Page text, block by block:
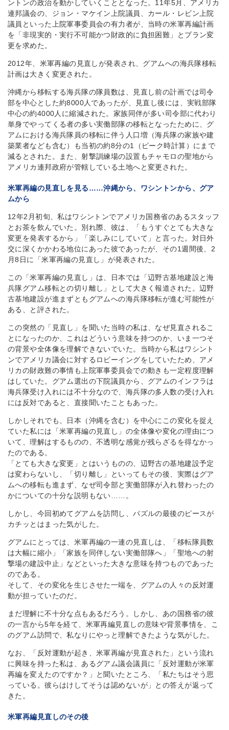
ントンの政治を動かしていくこととなった。11年5月、アメリカ
連邦議会の、ジョン・マケイン上院議員、カール・レビン上院
議員といった上院軍事委員会の有力者が、当時の米軍再編計画
を「非現実的・実行不可能かつ財政的に負担困難」とプラン変
更を求めた。
2012年、米軍再編の見直しが発表され、グアムへの海兵隊移転
計画は大きく変更された。
沖縄から移転する海兵隊の隊員数は、見直し前の計画では司令
部を中心とした約8000人であったが、見直し後には、実戦部隊
中心の約4000人に縮減された。家族同伴が多い司令部に代わり
単身でやってくる者の多い実働部隊の移転となったために、グ
アムにおける海兵隊員の移転に伴う人口増（海兵隊の家族や建
築業者なども含む）も当初の約8分の1（ピーク時計算）にまで
減るとされた。また、射撃訓練場の設置もチャモロの聖地から
アメリカ連邦政府が管轄している土地へと変更された。
米軍再編の見直しを見る……沖縄から、ワシントンから、グア
ムから
12年2月初旬、私はワシントンでアメリカ国務省のあるスタッフ
とお茶を飲んでいた。別れ際、彼は、「もうすぐとても大きな
変更を発表するから」「楽しみにしていて」と言った。対日外
交に深くかかわる地位にあった彼であったが、その1週間後、2
月8日に「米軍再編の見直し」が発表された。
この「米軍再編の見直し」は、日本では「辺野古基地建設と海
兵隊グアム移転との切り離し」として大きく報道された。辺野
古基地建設が進まずともグアムへの海兵隊移転が進む可能性が
ある、と評された。
この突然の「見直し」を聞いた当時の私は、なぜ見直されるこ
とになったのか、これはどういう意味を持つのか、いま一つそ
の背景や全体像を理解できないでいた。当時から私はワシント
ンでアメリカ議会に対するロビーイングをしていたため、アメ
リカの財政難の事情も上院軍事委員会での動きも一定程度理解
はしていた。グアム選出の下院議員から、グアムのインフラは
海兵隊受け入れには不十分なので、海兵隊の多人数の受け入れ
には反対であると、直接聞いたこともあった。
しかしそれでも、日本（沖縄を含む）を中心にこの変化を捉え
ていた私には「米軍再編の見直し」の全体像や変化の理由につ
いて、理解はするものの、不透明な感覚が残らざるを得なかっ
たのである。
「とても大きな変更」とはいうものの、辺野古の基地建設予定
は変わらないし、「切り離し」といってもその後、実際はグア
ムへの移転も進まず、なぜ司令部と実働部隊が入れ替わったの
かについての十分な説明もない……。
しかし、今回初めてグアムを訪問し、パズルの最後のピースが
カチッとはまった気がした。
グアムにとっては、米軍再編の一連の見直しは、「移転隊員数
は大幅に縮小」「家族を同伴しない実働部隊へ」「聖地への射
撃場の建設中止」などといった大きな意味を持つものであった
のである。
そして、その変化を生じさせた一端を、グアムの人々の反対運
動が担っていたのだ。
まだ理解に不十分な点もあるだろう。しかし、あの国務省の彼
の一言から5年を経て、米軍再編見直しの意味や背景事情を、こ
のグアム訪問で、私なりにやっと理解できたような気がした。
なお、「反対運動が起き、米軍再編が見直された」という流れ
に興味を持った私は、あるグアム議会議員に「反対運動が米軍
再編を変えたのですか？」と聞いたところ、「私たちはそう思
っている。彼らはけしてそうは認めないが」との答えが返って
きた。
米軍再編見直しのその後